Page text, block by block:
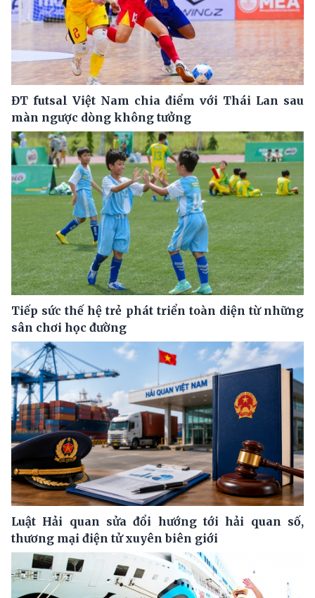
ĐT futsal Việt Nam chia điểm với Thái Lan sau
màn ngược dòng không tưởng
Tiếp sức thế hệ trẻ phát triển toàn diện từ những
sân chơi học đường
Luật Hải quan sửa đổi hướng tới hải quan số,
thương mại điện tử xuyên biên giới